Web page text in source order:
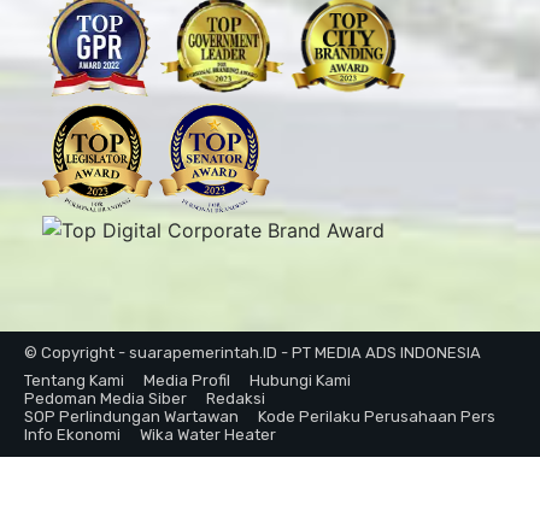
© Copyright - suarapemerintah.ID - PT MEDIA ADS INDONESIA
Tentang Kami
Media Profil
Hubungi Kami
Pedoman Media Siber
Redaksi
SOP Perlindungan Wartawan
Kode Perilaku Perusahaan Pers
Info Ekonomi
Wika Water Heater